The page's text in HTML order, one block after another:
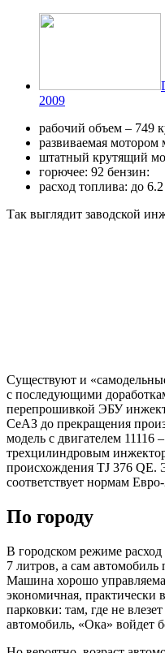
2009
рабочий объем – 749
развиваемая
штатный крутящий
горючее: 92 бензин:
расход топлива: до
Так выглядит заводской
Существуют и
с последующими
перепрошивкой ЭБУ
СеАЗ до прекращения
модель с двигателем 11116
трехцилиндровым
происхождения TJ 376 QE.
соответствует нормам
По городу
В городском режиме
7 литров, а сам автомобиль
Машина хорошо
экономичная, практически
парковки: там, где не
автомобиль, «Ока» войдет